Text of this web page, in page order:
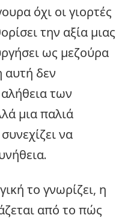
όχι οι γιορτές
την αξία μιας
ως μεζούρα
αυτή δεν
αλήθεια των
μια παλιά
να
το γνωρίζει, η
από το πώς